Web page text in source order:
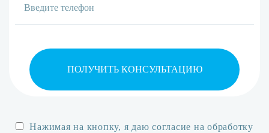
ПОЛУЧИТЬ КОНСУЛЬТАЦИЮ
Нажимая на кнопку, я даю согласие на обработку